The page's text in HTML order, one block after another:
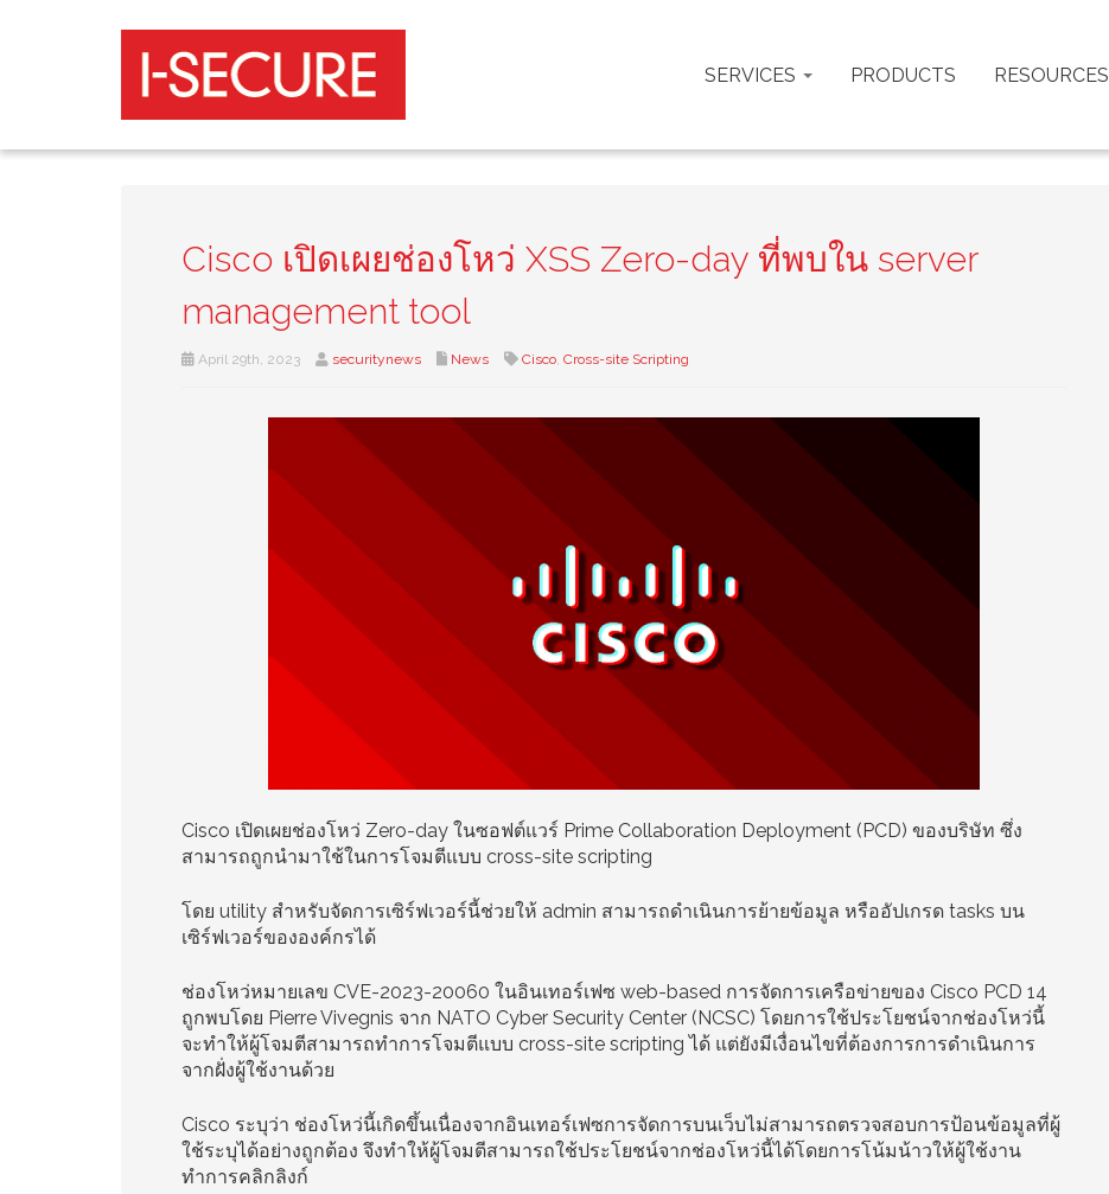
SERVICES PRODUCTS RESOURCES
Cisco เปิดเผยช่องโหว่ XSS Zero-day ที่พบใน server
management tool
April 29th, 2023 securitynews News Cisco, Cross-site Scripting
Cisco เปิดเผยช่องโหว่ Zero-day ในซอฟต์แวร์ Prime Collaboration Deployment (PCD) ของบริษัท ซึ่ง
สามารถถูกนำมาใช้ในการโจมตีแบบ cross-site scripting
โดย utility สำหรับจัดการเซิร์ฟเวอร์นี้ช่วยให้ admin สามารถดำเนินการย้ายข้อมูล หรืออัปเกรด tasks บน
เซิร์ฟเวอร์ขององค์กรได้
ช่องโหว่หมายเลข CVE-2023-20060 ในอินเทอร์เฟซ web-based การจัดการเครือข่ายของ Cisco PCD 14
ถูกพบโดย Pierre Vivegnis จาก NATO Cyber Security Center (NCSC) โดยการใช้ประโยชน์จากช่องโหว่นี้
จะทำให้ผู้โจมตีสามารถทำการโจมตีแบบ cross-site scripting ได้ แต่ยังมีเงื่อนไขที่ต้องการการดำเนินการ
จากฝั่งผู้ใช้งานด้วย
Cisco ระบุว่า ช่องโหว่นี้เกิดขึ้นเนื่องจากอินเทอร์เฟซการจัดการบนเว็บไม่สามารถตรวจสอบการป้อนข้อมูลที่ผู้
ใช้ระบุได้อย่างถูกต้อง จึงทำให้ผู้โจมตีสามารถใช้ประโยชน์จากช่องโหว่นี้ได้โดยการโน้มน้าวให้ผู้ใช้งาน
ทำการคลิกลิงก์